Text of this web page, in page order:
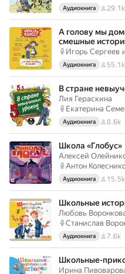
Аудиокнига 29.1k
А голову мы
смешные
Игорь Сергеев
Аудиокнига 55.1k
В стране
Лия Гераскина
Екатерина
Аудиокнига 8.6k
Школа «Глобус»
Алексей
Антон
Аудиокнига 15.5k
Школьные
Любовь
Станислав
Аудиокнига 7.6k
Школьные-
Ирина